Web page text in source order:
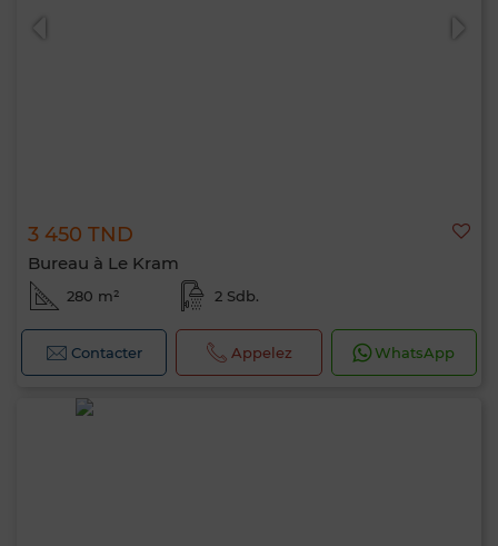
3 450 TND
Bureau à Le Kram
280 m² 2 Sdb.
Contacter Appelez WhatsApp